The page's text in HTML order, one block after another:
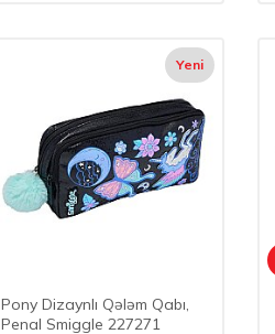
Yeni
Pony Dizaynlı Qələm Qabı,
Penal Smiggle 227271